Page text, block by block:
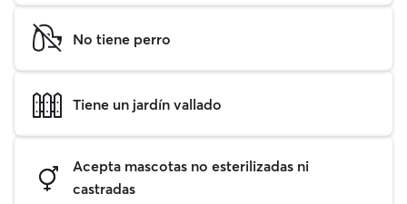
No tiene perro
Tiene un jardín vallado
Acepta mascotas no esterilizadas ni
castradas